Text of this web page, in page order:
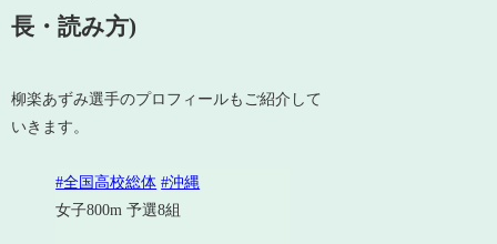
長・読み方)
柳楽あずみ選手のプロフィールもご紹介して
いきます。
#全国高校総体 #沖縄
女子800m 予選8組